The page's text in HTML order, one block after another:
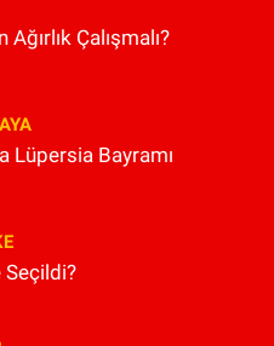
Çalışmalı?
Lüpersia Bayramı
Seçildi?